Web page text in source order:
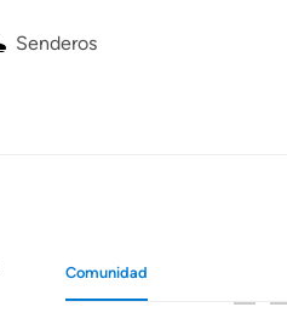
Senderos
Comunidad